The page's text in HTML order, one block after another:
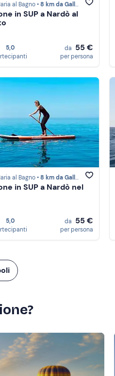
al Bagno •8 km da Gallipoli
in SUP a Nardò al
5,0
da 55 €
per persona
al Bagno •8 km da Gallipoli
in SUP a Nardò nel
5,0
da 55 €
per persona